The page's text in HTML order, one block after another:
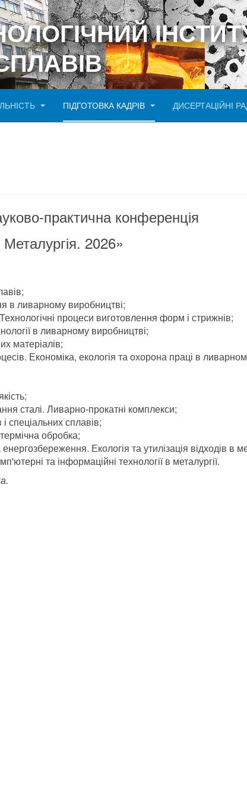
ПІДГОТОВКА КАДРІВ ДИСЕРТАЦІЙНІ
практична конференція
2026»
в ливарному виробництві;
процеси виготовлення форм і стрижнів;
в ливарному виробництві;
матеріалів;
Економіка, екологія та охорона праці в
сталі. Ливарно-прокатні комплекси;
спеціальних сплавів;
обробка;
Екологія та утилізація відходів в
та інформаційні технології в металургії.